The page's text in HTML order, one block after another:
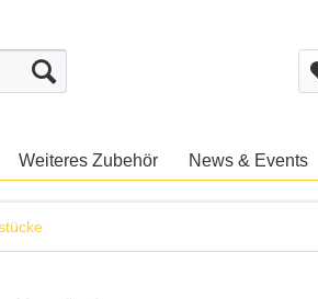
Weiteres Zubehör News & Events